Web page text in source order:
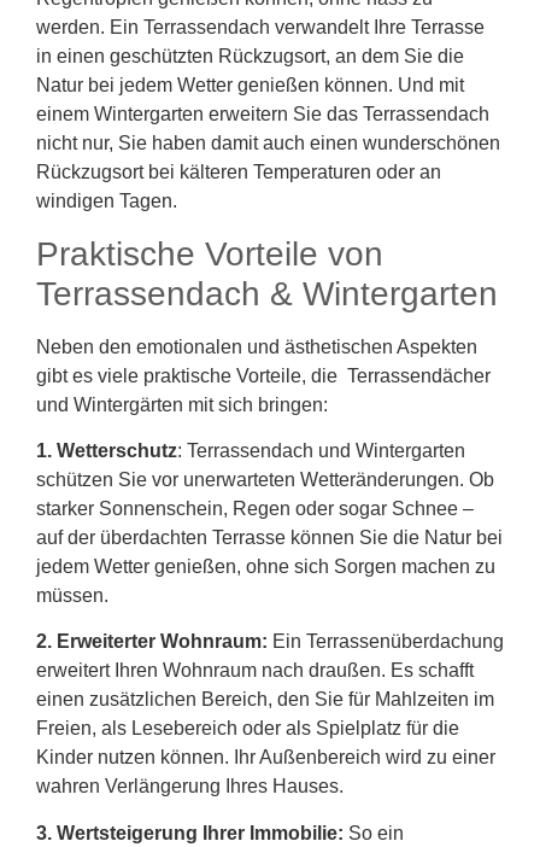
werden. Ein Terrassendach verwandelt Ihre Terrasse
in einen geschützten Rückzugsort, an dem Sie die
Natur bei jedem Wetter genießen können. Und mit
einem Wintergarten erweitern Sie das Terrassendach
nicht nur, Sie haben damit auch einen wunderschönen
Rückzugsort bei kälteren Temperaturen oder an
windigen Tagen.
Praktische Vorteile von
Terrassendach & Wintergarten
Neben den emotionalen und ästhetischen Aspekten
gibt es viele praktische Vorteile, die Terrassendächer
und Wintergärten mit sich bringen:
1. Wetterschutz: Terrassendach und Wintergarten
schützen Sie vor unerwarteten Wetteränderungen. Ob
starker Sonnenschein, Regen oder sogar Schnee –
auf der überdachten Terrasse können Sie die Natur bei
jedem Wetter genießen, ohne sich Sorgen machen zu
müssen.
2. Erweiterter Wohnraum: Ein Terrassenüberdachung
erweitert Ihren Wohnraum nach draußen. Es schafft
einen zusätzlichen Bereich, den Sie für Mahlzeiten im
Freien, als Lesebereich oder als Spielplatz für die
Kinder nutzen können. Ihr Außenbereich wird zu einer
wahren Verlängerung Ihres Hauses.
3. Wertsteigerung Ihrer Immobilie: So ein